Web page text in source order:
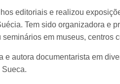
editoriais e realizou
Tem sido organizadora e
em museus, centros
e autora documentarista em